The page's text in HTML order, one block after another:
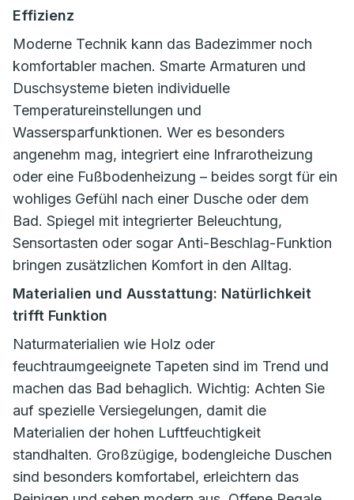
Effizienz
Moderne Technik kann das Badezimmer noch
komfortabler machen. Smarte Armaturen und
Duschsysteme bieten individuelle
Temperatureinstellungen und
Wassersparfunktionen. Wer es besonders
angenehm mag, integriert eine Infrarotheizung
oder eine Fußbodenheizung – beides sorgt für ein
wohliges Gefühl nach einer Dusche oder dem
Bad. Spiegel mit integrierter Beleuchtung,
Sensortasten oder sogar Anti-Beschlag-Funktion
bringen zusätzlichen Komfort in den Alltag.
Materialien und Ausstattung: Natürlichkeit
trifft Funktion
Naturmaterialien wie Holz oder
feuchtraumgeeignete Tapeten sind im Trend und
machen das Bad behaglich. Wichtig: Achten Sie
auf spezielle Versiegelungen, damit die
Materialien der hohen Luftfeuchtigkeit
standhalten. Großzügige, bodengleiche Duschen
sind besonders komfortabel, erleichtern das